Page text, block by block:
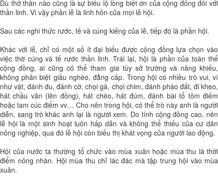
Dù thờ thần nào cũng là sự biểu lộ lòng biết ơn của cộng đồng đối với
thần linh. Vì vậy phần lễ là linh hồn của mọi lễ hội.
Sau các nghi thức rước, tế và cúng kiếng của lễ, tiếp đó là phần hội.
Khác với lễ, chỉ có một số ít đại biểu được cộng đồng lựa chọn vào
việc thờ cúng và tế rước thần linh. Trái lại, hội là phần của toàn thể
cộng đồng, ai cũng có thể tham gia tùy sở trường và năng khiếu,
không phân biệt giầu nghèo, đẳng cấp. Trong hội có nhiều trò vui, ví
như vật, đánh đu, đánh cờ, chọi gà, chọi chim, đánh pháo đất, đi kheo,
hát chầu văn (lên đồng), hát chèo, hát đúm, đánh bài tổ tôm điếm
hoặc tam cúc điếm vv… Cho nên trong hội, có thể trò này anh là người
diễn, sang trò khác anh lại là người xem. Do tính cộng đồng cao, nên
lễ hội là một sinh hoạt luôn hấp dẫn và không thể thiếu của cư dân
nông nghiệp, qua đó lễ hội còn biểu thị khát vọng của người lao động.
Hội của nước ta thường tổ chức vào mùa xuân hoặc mùa thu là thời
điểm nông nhàn. Hội mùa thu chỉ lác đác mà tập trung hội vào mùa
xuân.